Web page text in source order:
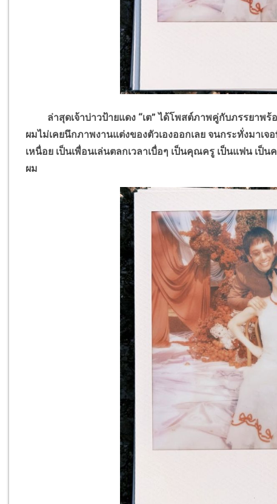
ล่าสุดเจ้าบ่าวป้ายแดง “เต” ได้โพสต์ภาพคู่กับภรรยาพร้
ผมไม่เคยนึกภาพงานแต่งของตัวเองออกเลย จนกระทั่งมา
เหนื่อย เป็นเพื่อนเล่นตลกเวลาเบื่อๆ เป็นคุณครู เป็นแฟน เ
ผม